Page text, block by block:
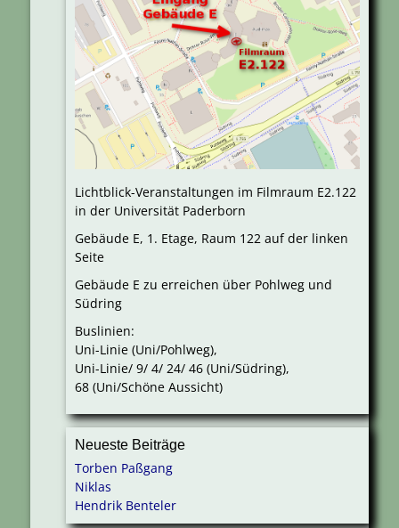
Lichtblick-Veranstaltungen im Filmraum E2.122
in der Universität Paderborn
Gebäude E, 1. Etage, Raum 122 auf der linken
Seite
Gebäude E zu erreichen über Pohlweg und
Südring
Buslinien:
Uni-Linie (Uni/Pohlweg),
Uni-Linie/ 9/ 4/ 24/ 46 (Uni/Südring),
68 (Uni/Schöne Aussicht)
Neueste Beiträge
Torben Paßgang
Niklas
Hendrik Benteler